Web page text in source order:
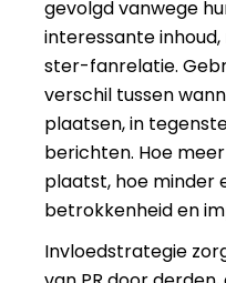
gevolgd vanwege
interessante
ster-fanrelatie.
verschil tussen
plaatsen, in
berichten. Hoe
plaatst, hoe minder
betrokkenheid en
Invloedstrategie